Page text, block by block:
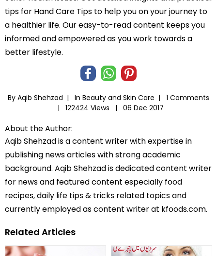
tips for Hand Care Tips to help you on your journey to
a healthier life. Our easy-to-read content keeps you
informed and empowered as you work towards a
better lifestyle.
By Aqib Shehzad | In Beauty and Skin Care |
1 Comments
|
122424 Views | 06 Dec 2017
About the Author:
Aqib Shehzad is a content writer with expertise in
publishing news articles with strong academic
background. Aqib Shehzad is dedicated content writer
for news and featured content especially food
recipes, daily life tips & tricks related topics and
currently employed as content writer at kfoods.com.
Related Articles